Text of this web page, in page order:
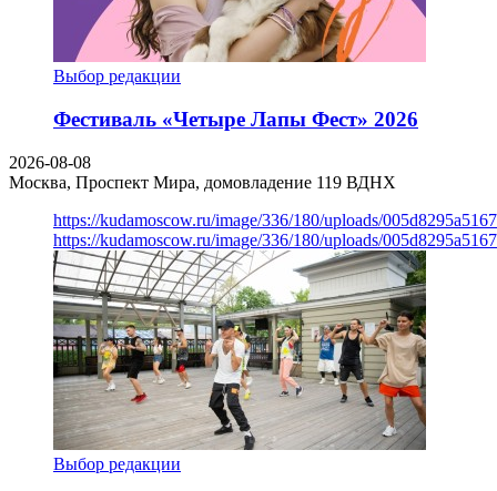
Выбор редакции
Фестиваль «Четыре Лапы Фест» 2026
2026-08-08
Москва, Проспект Мира, домовладение 119 ВДНХ
https://kudamoscow.ru/image/336/180/uploads/
https://kudamoscow.ru/image/336/180/uploads/
Выбор редакции